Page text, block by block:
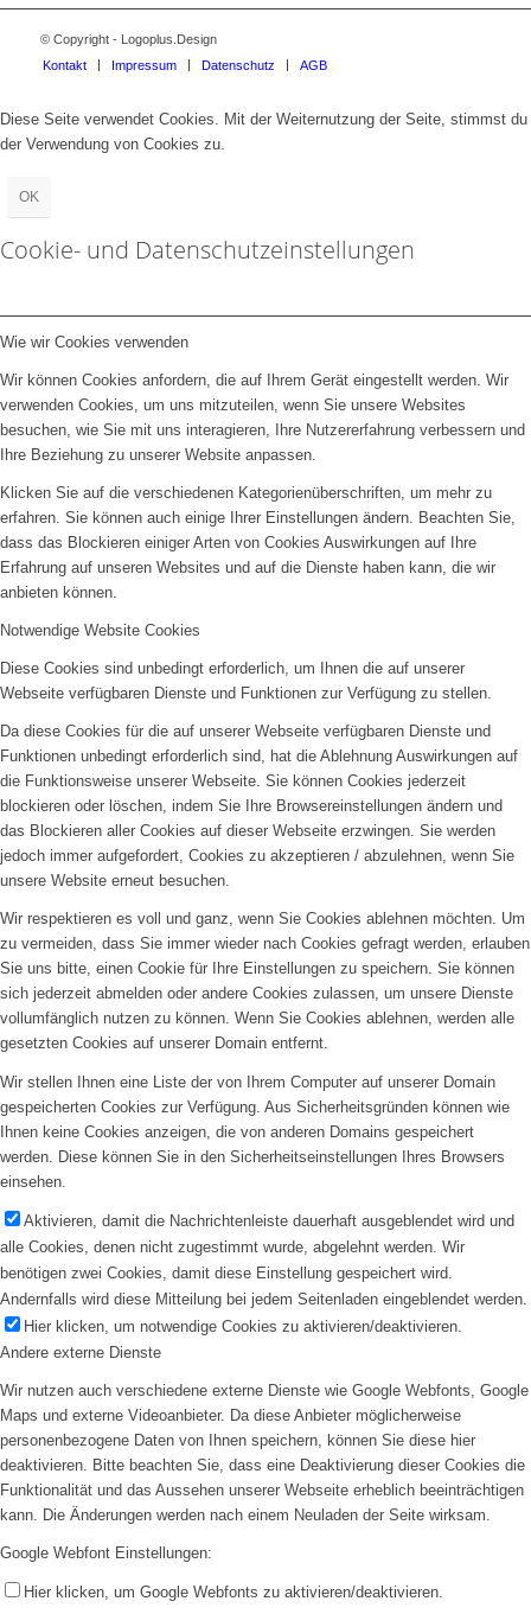
© Copyright - Logoplus.Design
Kontakt
Impressum Datenschutz AGB
Diese Seite verwendet Cookies. Mit der Weiternutzung der Seite, stimmst du
der Verwendung von Cookies zu.
OK
Cookie- und Datenschutzeinstellungen
Wie wir Cookies verwenden
Wir können Cookies anfordern, die auf Ihrem Gerät eingestellt werden. Wir
verwenden Cookies, um uns mitzuteilen, wenn Sie unsere Websites
besuchen, wie Sie mit uns interagieren, Ihre Nutzererfahrung verbessern und
Ihre Beziehung zu unserer Website anpassen.
Klicken Sie auf die verschiedenen Kategorienüberschriften, um mehr zu
erfahren. Sie können auch einige Ihrer Einstellungen ändern. Beachten Sie,
dass das Blockieren einiger Arten von Cookies Auswirkungen auf Ihre
Erfahrung auf unseren Websites und auf die Dienste haben kann, die wir
anbieten können.
Notwendige Website Cookies
Diese Cookies sind unbedingt erforderlich, um Ihnen die auf unserer
Webseite verfügbaren Dienste und Funktionen zur Verfügung zu stellen.
Da diese Cookies für die auf unserer Webseite verfügbaren Dienste und
Funktionen unbedingt erforderlich sind, hat die Ablehnung Auswirkungen auf
die Funktionsweise unserer Webseite. Sie können Cookies jederzeit
blockieren oder löschen, indem Sie Ihre Browsereinstellungen ändern und
das Blockieren aller Cookies auf dieser Webseite erzwingen. Sie werden
jedoch immer aufgefordert, Cookies zu akzeptieren / abzulehnen, wenn Sie
unsere Website erneut besuchen.
Wir respektieren es voll und ganz, wenn Sie Cookies ablehnen möchten. Um
zu vermeiden, dass Sie immer wieder nach Cookies gefragt werden, erlauben
Sie uns bitte, einen Cookie für Ihre Einstellungen zu speichern. Sie können
sich jederzeit abmelden oder andere Cookies zulassen, um unsere Dienste
vollumfänglich nutzen zu können. Wenn Sie Cookies ablehnen, werden alle
gesetzten Cookies auf unserer Domain entfernt.
Wir stellen Ihnen eine Liste der von Ihrem Computer auf unserer Domain
gespeicherten Cookies zur Verfügung. Aus Sicherheitsgründen können wie
Ihnen keine Cookies anzeigen, die von anderen Domains gespeichert
werden. Diese können Sie in den Sicherheitseinstellungen Ihres Browsers
einsehen.
Aktivieren, damit die Nachrichtenleiste dauerhaft ausgeblendet wird und
alle Cookies, denen nicht zugestimmt wurde, abgelehnt werden. Wir
benötigen zwei Cookies, damit diese Einstellung gespeichert wird.
Andernfalls wird diese Mitteilung bei jedem Seitenladen eingeblendet werden.
Hier klicken, um notwendige Cookies zu aktivieren/deaktivieren.
Andere externe Dienste
Wir nutzen auch verschiedene externe Dienste wie Google Webfonts, Google
Maps und externe Videoanbieter. Da diese Anbieter möglicherweise
personenbezogene Daten von Ihnen speichern, können Sie diese hier
deaktivieren. Bitte beachten Sie, dass eine Deaktivierung dieser Cookies die
Funktionalität und das Aussehen unserer Webseite erheblich beeinträchtigen
kann. Die Änderungen werden nach einem Neuladen der Seite wirksam.
Google Webfont Einstellungen:
Hier klicken, um Google Webfonts zu aktivieren/deaktivieren.